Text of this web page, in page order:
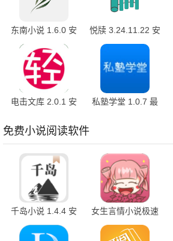
东南小说 1.6.0 安
悦牍 3.24.11.22 安
卓版
电击文库 2.0.1 安
私塾学堂 1.0.7 最
免费小说阅读软件
千岛小说 1.4.4 安
卓版
女生言情小说极速
版 v3.4.6 手机版